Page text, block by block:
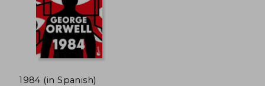
38,36 €
1984 (in Spanish)